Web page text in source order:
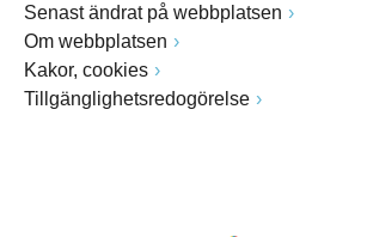
Senast ändrat på webbplatsen
Om webbplatsen
Kakor, cookies
Tillgänglighetsredogörelse